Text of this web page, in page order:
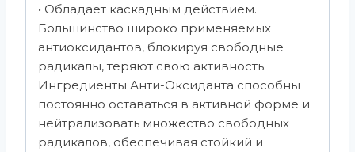
• Обладает каскадным действием.
Большинство широко применяемых
антиоксидантов, блокируя свободные
радикалы, теряют свою активность.
Ингредиенты Анти-Оксиданта способны
постоянно оставаться в активной форме и
нейтрализовать множество свободных
радикалов, обеспечивая стойкий и